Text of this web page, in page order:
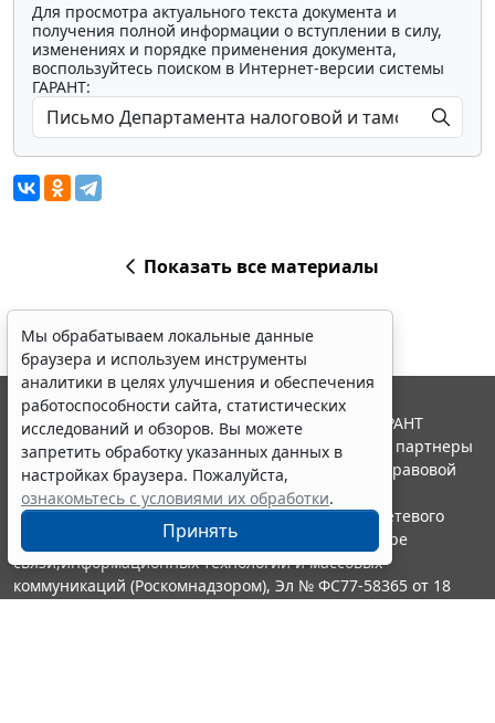
Для просмотра актуального текста документа и
получения полной информации о вступлении в силу,
изменениях и порядке применения документа,
воспользуйтесь поиском в Интернет-версии системы
ГАРАНТ:
Показать все материалы
Мы обрабатываем локальные данные
браузера и используем инструменты
аналитики в целях улучшения и обеспечения
работоспособности сайта, статистических
исследований и обзоров. Вы можете
запретить обработку указанных данных в
настройках браузера. Пожалуйста,
ознакомьтесь с условиями их обработки.
Принять
© ООО "НПП "ГАРАНТ-СЕРВИС", 2026. Система ГАРАНТ
выпускается с 1990 года. Компания "Гарант" и ее партнеры
являются участниками Российской ассоциации правовой
информации ГАРАНТ.
Портал ГАРАНТ.РУ зарегистрирован в качестве сетевого
издания Федеральной службой по надзору в сфере
связи,информационных технологий и массовых
коммуникаций (Роскомнадзором), Эл № ФС77-58365 от 18